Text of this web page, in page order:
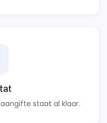
staat al klaar.